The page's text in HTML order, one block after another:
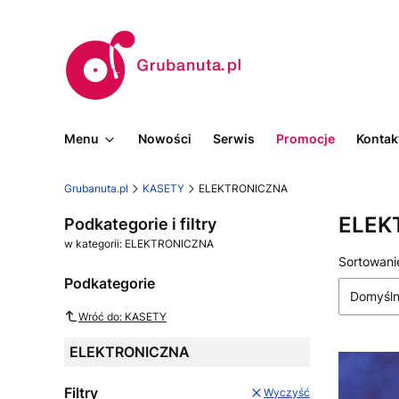
Menu Nowości Serwis Promocje
Grubanuta.pl KASETY ELEKTRONICZNA
Podkategorie i filtry
w kategorii: ELEKTRONICZNA
Podkategorie
Wróć do: KASETY
ELEKTRONICZNA
Filtry Wyczyść
Lista